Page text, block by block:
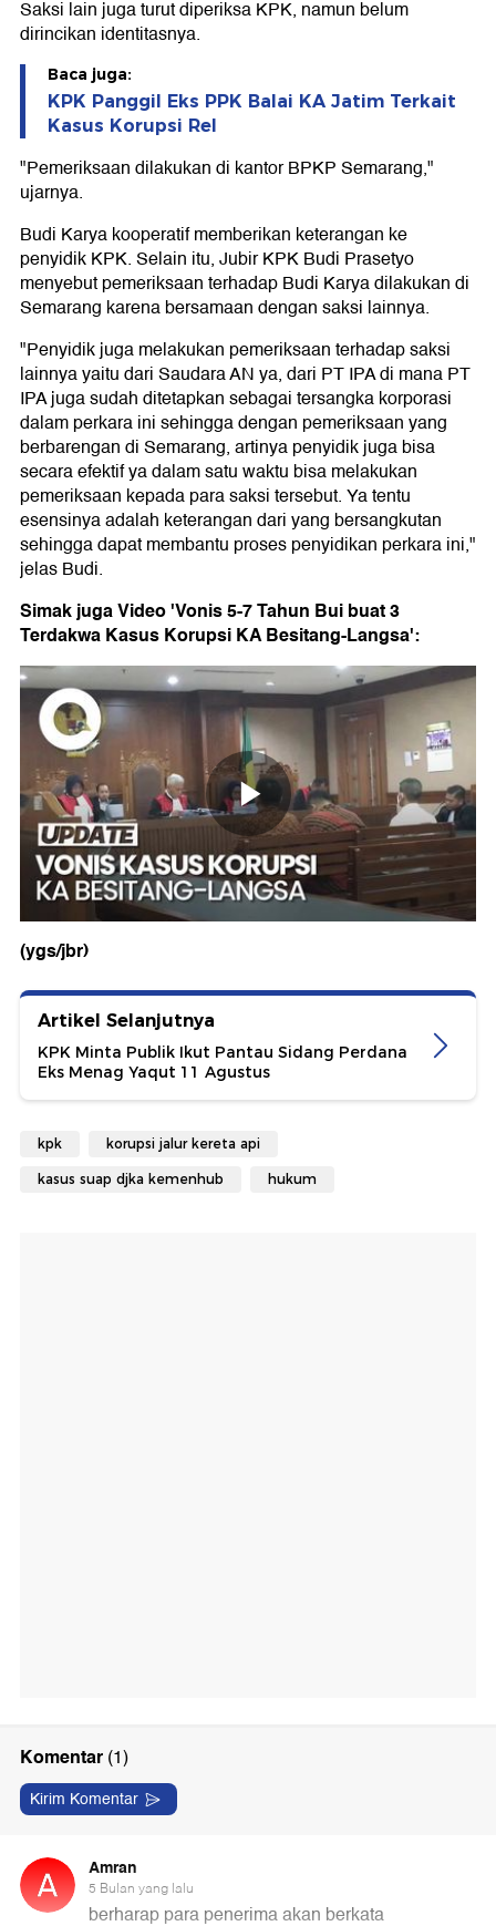
Saksi lain juga turut diperiksa KPK, namun belum
dirincikan identitasnya.
Baca juga:
KPK Panggil Eks PPK Balai KA Jatim Terkait
Kasus Korupsi Rel
"Pemeriksaan dilakukan di kantor BPKP Semarang,"
ujarnya.
Budi Karya kooperatif memberikan keterangan ke
penyidik KPK. Selain itu, Jubir KPK Budi Prasetyo
menyebut pemeriksaan terhadap Budi Karya dilakukan di
Semarang karena bersamaan dengan saksi lainnya.
"Penyidik juga melakukan pemeriksaan terhadap saksi
lainnya yaitu dari Saudara AN ya, dari PT IPA di mana PT
IPA juga sudah ditetapkan sebagai tersangka korporasi
dalam perkara ini sehingga dengan pemeriksaan yang
berbarengan di Semarang, artinya penyidik juga bisa
secara efektif ya dalam satu waktu bisa melakukan
pemeriksaan kepada para saksi tersebut. Ya tentu
esensinya adalah keterangan dari yang bersangkutan
sehingga dapat membantu proses penyidikan perkara ini,"
jelas Budi.
Simak juga Video 'Vonis 5-7 Tahun Bui buat 3
Terdakwa Kasus Korupsi KA Besitang-Langsa':
(ygs/jbr)
Artikel Selanjutnya
KPK Minta Publik Ikut Pantau Sidang Perdana
Eks Menag Yaqut 11 Agustus
kpk korupsi jalur kereta api
kasus suap djka kemenhub hukum